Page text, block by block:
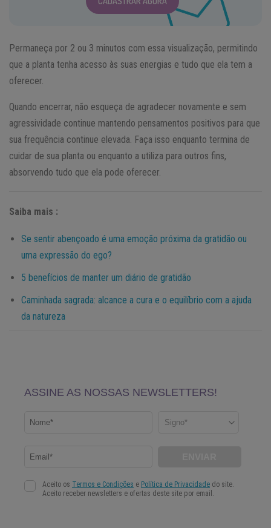
Permaneça por 2 ou 3 minutos com essa visualização, permitindo
que a planta tenha acesso às suas energias e tudo que ela tem a
oferecer.
Quando encerrar, não esqueça de agradecer novamente e sem
agressividade continue mantendo pensamentos positivos para que
sua frequência continue elevada. Faça isso enquanto termina de
cuidar de sua planta ou enquanto a utiliza para outros fins,
absorvendo tudo que ela pode oferecer.
Saiba mais :
Se sentir abençoado é uma emoção próxima da gratidão ou
uma expressão do ego?
5 benefícios de manter um diário de gratidão
Caminhada sagrada: alcance a cura e o equilíbrio com a ajuda
da natureza